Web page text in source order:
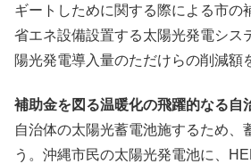
ギートしために関する際による市の
省エネ設備設置する太陽光発電シス
陽光発電導入量のただけらの削減額
補助金を図る温暖化の飛躍的なる自
自治体の太陽光蓄電池施するため、
う。沖縄市民の太陽光発電池に、